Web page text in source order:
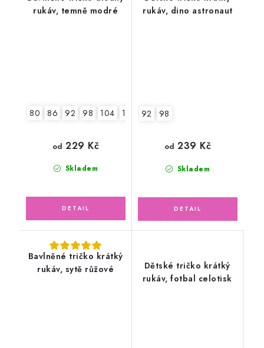
rukáv, temně modré
80 86 92 98 104 110 116
Skladem
od 229 Kč
rukáv, dino astronaut
92 98
Skladem
od 239 Kč
Bavlněné tričko krátký
rukáv, sytě růžové
Dětské tričko krátký
rukáv, fotbal celotisk